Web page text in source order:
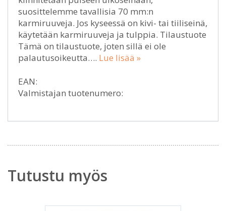
suosittelemme tavallisia 70 mm:n
karmiruuveja. Jos kyseessä on kivi- tai tiiliseinä,
käytetään karmiruuveja ja tulppia. Tilaustuote
Tämä on tilaustuote, joten sillä ei ole
palautusoikeutta…. Lue lisää »
EAN:
Valmistajan tuotenumero:
Tutustu myös